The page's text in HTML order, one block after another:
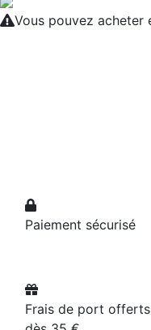
Vous pouvez acheter
Paiement sécurisé
Frais de port offerts